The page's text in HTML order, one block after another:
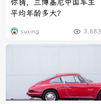
你猜，兰博基尼中国车主
平均年龄多大？
suxing 3,883